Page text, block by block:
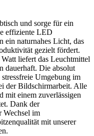
und sorge für ein
effiziente LED
ein naturnahes Licht, das
gezielt fördert.
liefert das Leuchtmittel
dauerhaft. Die absolut
Umgebung im
der Bildschirmarbeit. Alle
mit einem zuverlässigen
Dank der
Wechsel im
mit unserer